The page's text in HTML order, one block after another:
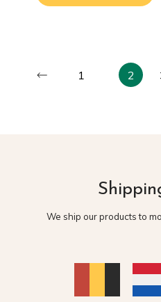
1 2
We ship our products to